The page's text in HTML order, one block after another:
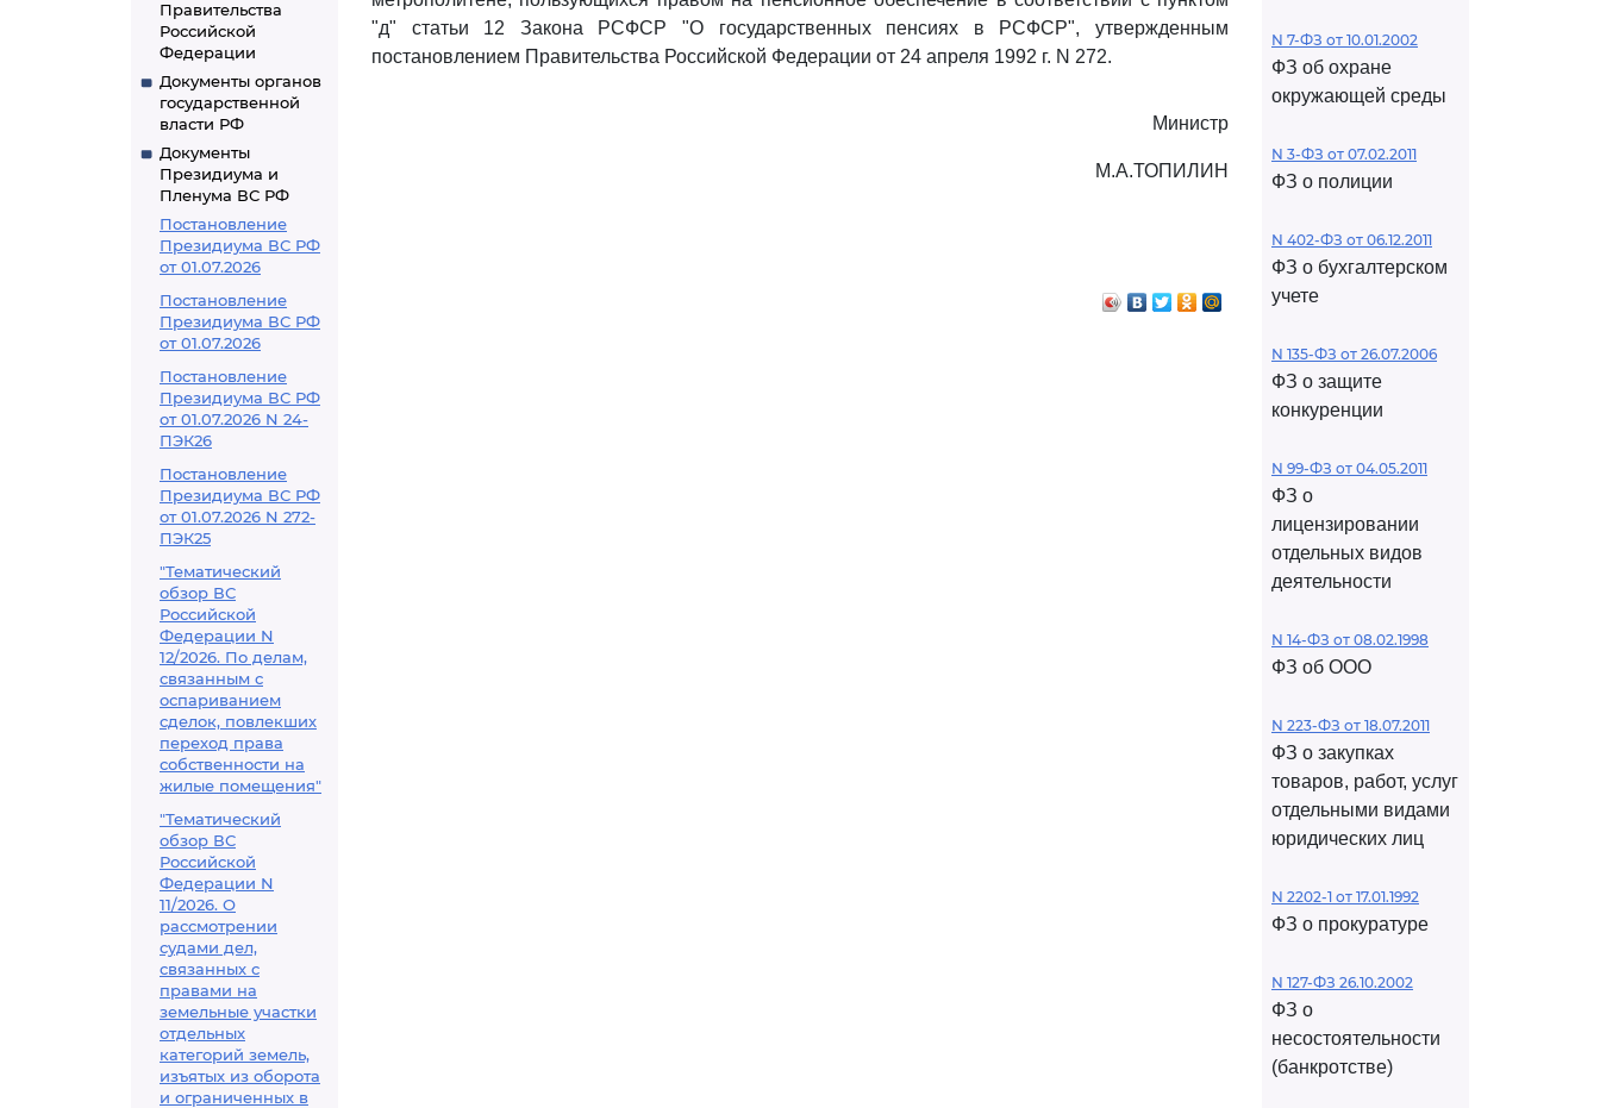
Правительства
Российской
Федерации
Документы органов
государственной
власти РФ
Документы
Президиума и
Пленума ВС РФ
Постановление
Президиума ВС РФ
от 01.07.2026
Постановление
Президиума ВС РФ
от 01.07.2026
Постановление
Президиума ВС РФ
от 01.07.2026 N 24-
ПЭК26
Постановление
Президиума ВС РФ
от 01.07.2026 N 272-
ПЭК25
"Тематический
обзор ВС
Российской
Федерации N
12/2026. По делам,
связанным с
оспариванием
сделок, повлекших
переход права
собственности на
жилые помещения"
"Тематический
обзор ВС
Российской
Федерации N
11/2026. О
рассмотрении
судами дел,
связанных с
правами на
земельные участки
отдельных
категорий земель,
изъятых из оборота
и ограниченных в
"д" статьи 12 Закона РСФСР "О государственных пенсиях в РСФСР", утвержденным
постановлением Правительства Российской Федерации от 24 апреля 1992 г. N 272.
Министр
М.А.ТОПИЛИН
N 7-ФЗ от 10.01.2002
ФЗ об охране
окружающей среды
N 3-ФЗ от 07.02.2011
ФЗ о полиции
N 402-ФЗ от 06.12.2011
ФЗ о бухгалтерском
учете
N 135-ФЗ от 26.07.2006
ФЗ о защите
конкуренции
N 99-ФЗ от 04.05.2011
ФЗ о
лицензировании
отдельных видов
деятельности
N 14-ФЗ от 08.02.1998
ФЗ об ООО
N 223-ФЗ от 18.07.2011
ФЗ о закупках
товаров, работ, услуг
отдельными видами
юридических лиц
N 2202-1 от 17.01.1992
ФЗ о прокуратуре
N 127-ФЗ 26.10.2002
ФЗ о
несостоятельности
(банкротстве)